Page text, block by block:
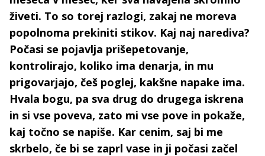
živeti. To so torej razlogi, zakaj ne moreva
popolnoma prekiniti stikov. Kaj naj narediva?
Počasi se pojavlja prišepetovanje,
kontrolirajo, koliko ima denarja, in mu
prigovarjajo, češ poglej, kakšne napake ima.
Hvala bogu, pa sva drug do drugega iskrena
in si vse poveva, zato mi vse pove in pokaže,
kaj točno se napiše. Kar cenim, saj bi me
skrbelo, če bi se zaprl vase in ji počasi začel